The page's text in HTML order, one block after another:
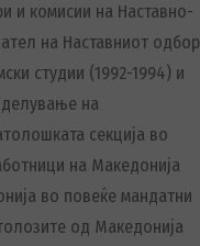
и комисии на Наставно-
на Наставниот одбор
студии (1992-1994) и
на
секција во
на Македонија
во повеќе мандатни
од Македонија